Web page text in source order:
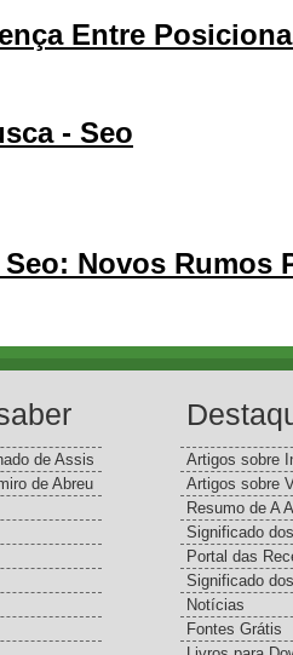
Entre
- Seo
Novos Rumos
de Assis
de Abreu
Artigos sobre
Artigos sobre
Resumo de A
Significado
Portal das
Significado
Notícias
Fontes Grátis